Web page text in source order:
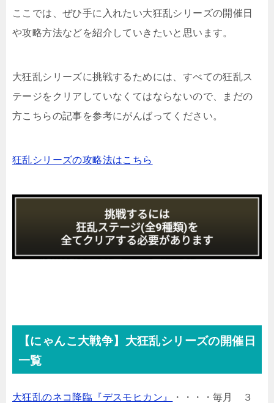
ここでは、ぜひ手に入れたい大狂乱シリーズの開催日
や攻略方法などを紹介していきたいと思います。
大狂乱シリーズに挑戦するためには、すべての狂乱ス
テージをクリアしていなくてはならないので、まだの
方こちらの記事を参考にがんばってください。
狂乱シリーズの攻略法はこちら
【にゃんこ大戦争】大狂乱シリーズの開催日
一覧
大狂乱のネコ降臨『デスモヒカン』
・・・・毎月 ３